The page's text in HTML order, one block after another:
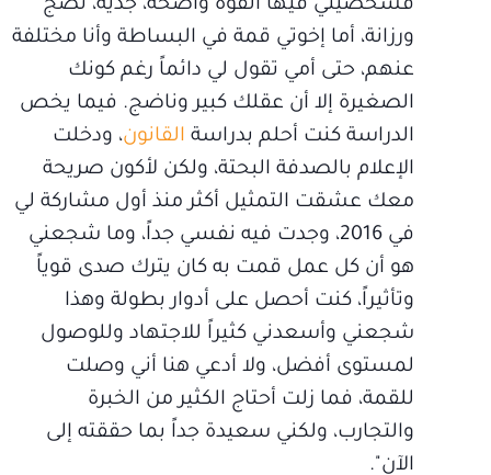
فشخصيتي فيها القوة واضحة، جدية، نضج
ورزانة، أما إخوتي قمة في البساطة وأنا مختلفة
عنهم، حتى أمي تقول لي دائماً رغم كونك
الصغيرة إلا أن عقلك كبير وناضج. فيما يخص
الدراسة كنت أحلم بدراسة القانون، ودخلت
الإعلام بالصدفة البحتة، ولكن لأكون صريحة
معك عشقت التمثيل أكثر منذ أول مشاركة لي
في 2016، وجدت فيه نفسي جداً، وما شجعني
هو أن كل عمل قمت به كان يترك صدى قوياً
وتأثيراً، كنت أحصل على أدوار بطولة وهذا
شجعني وأسعدني كثيراً للاجتهاد وللوصول
لمستوى أفضل، ولا أدعي هنا أني وصلت
للقمة، فما زلت أحتاج الكثير من الخبرة
والتجارب، ولكني سعيدة جداً بما حققته إلى
الآن".